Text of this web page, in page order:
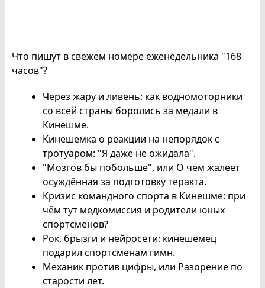
Что пишут в свежем номере еженедельника "168
часов"?
Через жару и ливень: как водномоторники
со всей страны боролись за медали в
Кинешме.
Кинешемка о реакции на непорядок с
тротуаром: "Я даже не ожидала".
"Мозгов бы побольше", или О чём жалеет
осуждённая за подготовку теракта.
Кризис командного спорта в Кинешме: при
чём тут медкомиссия и родители юных
спортсменов?
Рок, брызги и нейросети: кинешемец
подарил спортсменам гимн.
Механик против цифры, или Разорение по
старости лет.